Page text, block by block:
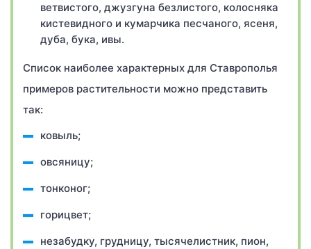
ветвистого, джузгуна безлистого, колосняка
кистевидного и кумарчика песчаного, ясеня,
дуба, бука, ивы.
Список наиболее характерных для Ставрополья
примеров растительности можно представить
так:
ковыль;
овсяницу;
тонконог;
горицвет;
незабудку, грудницу, тысячелистник, пион,